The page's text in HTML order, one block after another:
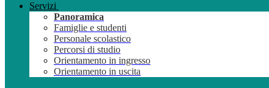
Servizi
Panoramica
Famiglie e studenti
Personale scolastico
Percorsi di studio
Orientamento in ingresso
Orientamento in uscita